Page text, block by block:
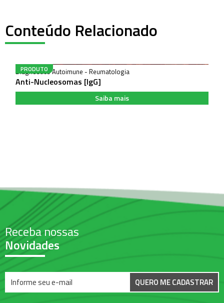
Conteúdo Relacionado
PRODUTO
Diagnóstico Autoimune - Reumatologia
Anti-Nucleosomas [IgG]
Saiba mais
Receba nossas
Novidades
QUERO ME CADASTRAR